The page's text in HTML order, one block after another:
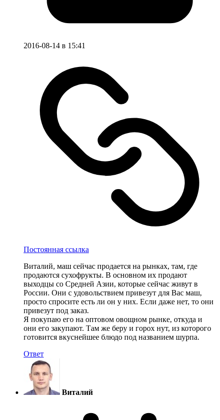
2016-08-14 в 15:41
Постоянная ссылка
Виталий, маш сейчас продается на рынках, там, где
продаются сухофрукты. В основном их продают
выходцы со Средней Азии, которые сейчас живут в
России. Они с удовольствием привезут для Вас маш,
просто спросите есть ли он у них. Если даже нет, то они
привезут под заказ.
Я покупаю его на оптовом овощном рынке, откуда и
они его закупают. Там же беру и горох нут, из которого
готовится вкуснейшее блюдо под названием шурпа.
Ответ
Виталий